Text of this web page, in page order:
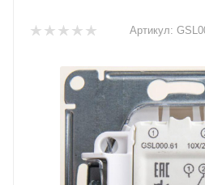
Артикул: